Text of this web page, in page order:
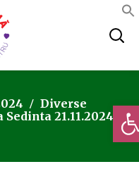
Diverse
Sedinta 21.11.2024